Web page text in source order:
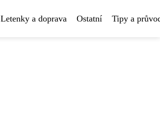
Letenky a doprava Ostatní Tipy a